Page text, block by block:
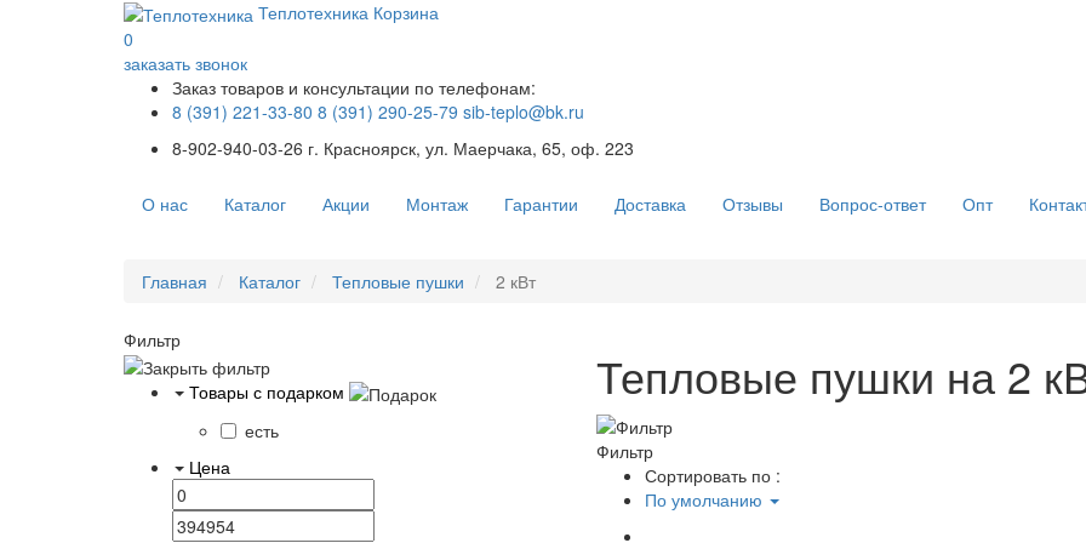
Теплотехника Корзина
0
заказать звонок
Заказ товаров и консультации по телефонам:
8 (391) 221-33-80 8 (391) 290-25-79 sib-teplo@bk.ru
8-902-940-03-26 г. Красноярск, ул. Маерчака, 65, оф. 223
О нас Каталог Акции Монтаж Гарантии Доставка Отзывы Вопрос-ответ Опт
Главная Каталог Тепловые пушки 2 кВт
Фильтр
Товары с подарком
есть
Цена
Тепловые пушки на 2
Фильтр
Сортировать по :
По умолчанию